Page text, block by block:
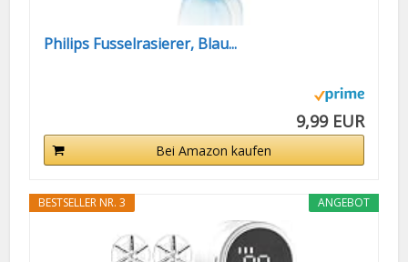
Philips Fusselrasierer, Blau...
9,99 EUR
Bei Amazon kaufen
ANGEBOT
BESTSELLER NR. 3